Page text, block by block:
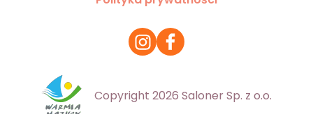
Copyright 2026 Saloner Sp. z o.o.